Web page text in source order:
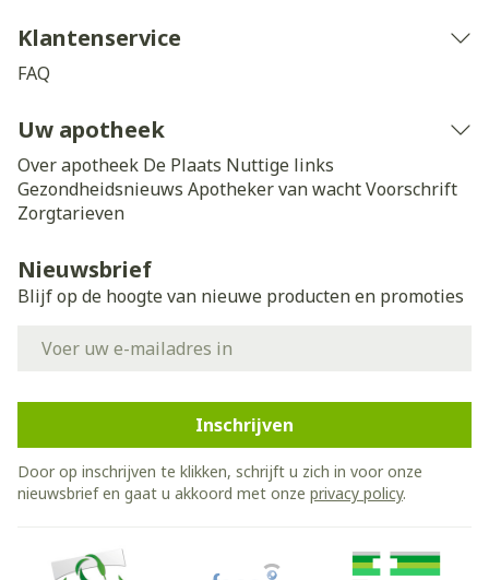
Klantenservice
FAQ
Uw apotheek
Over apotheek De Plaats Nuttige links
Gezondheidsnieuws Apotheker van wachtVoorschrift
Zorgtarieven
Nieuwsbrief
Blijf op de hoogte van nieuwe producten en promoties
Inschrijven
Door op inschrijven te klikken, schrijft u zich in voor onze
nieuwsbrief en gaat u akkoord met onze privacy policy.